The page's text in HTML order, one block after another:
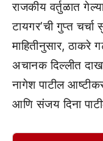
राजकीय वर्तुळात
टायगर’ची गुप्त चर्चा
माहितीनुसार, ठाकरे
अचानक दिल्लीत
नागेश पाटील
आणि संजय दिना